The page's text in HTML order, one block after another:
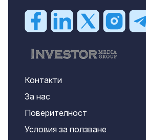
Контакти
За нас
Поверителност
Условия за ползване